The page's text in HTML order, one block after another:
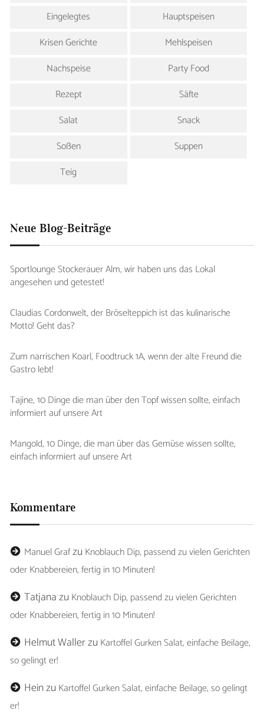
Eingelegtes
Hauptspeisen
Krisen Gerichte
Mehlspeisen
Nachspeise
Party Food
Rezept
Säfte
Salat
Snack
Soßen
Suppen
Teig
Neue Blog-Beiträge
Sportlounge Stockerauer Alm, wir haben uns das Lokal
angesehen und getestet!
Claudias Cordonwelt, der Bröselteppich ist das kulinarische
Motto! Geht das?
Zum narrischen Koarl, Foodtruck 1A, wenn der alte Freund die
Gastro lebt!
Tajine, 10 Dinge die man über den Topf wissen sollte, einfach
informiert auf unsere Art
Mangold, 10 Dinge, die man über das Gemüse wissen sollte,
einfach informiert auf unsere Art
Kommentare
Manuel Grafzu Knoblauch Dip, passend zu vielen Gerichten
oder Knabbereien, fertig in 10 Minuten!
Tatjanazu Knoblauch Dip, passend zu vielen Gerichten
oder Knabbereien, fertig in 10 Minuten!
Helmut Wallerzu Kartoffel Gurken Salat, einfache Beilage,
so gelingt er!
Heinzu Kartoffel Gurken Salat, einfache Beilage, so gelingt
er!